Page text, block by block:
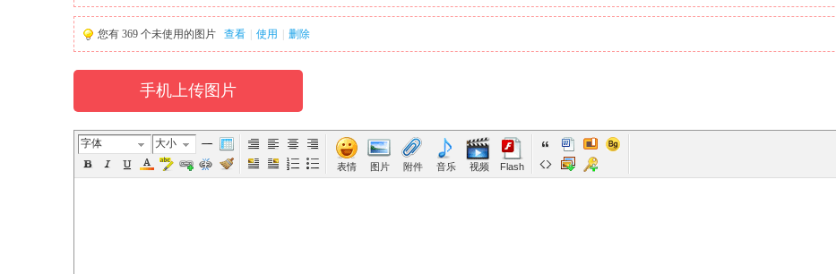
Ad › › › › ›
您有 369 个未使用的图片 查看 使用 删除
手机上传图片
字体 大小
表情 图片 附件 音乐 视频 Flash